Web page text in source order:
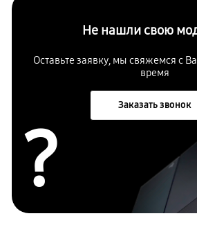
Не нашли свою
Оставьте заявку, мы свяжемся с
время
Заказать звонок
?